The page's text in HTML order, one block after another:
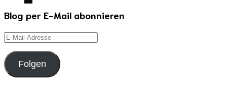
Blog per E-Mail abonnieren
E-
Mail-
Adresse
Folgen